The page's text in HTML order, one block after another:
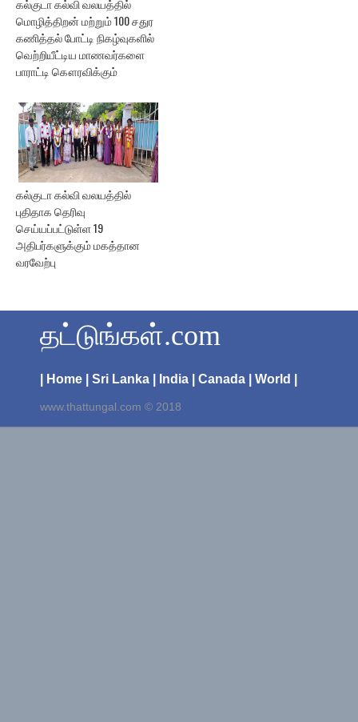
கல்குடா கல்வி வலயத்தில்
மொழித்திறன் மற்றும் 100 சதுர
கணித்தல் போட்டி நிகழ்வுகளில்
வெற்றியீட்டிய மாணவர்களை
பாராட்டி கௌரவிக்கும்
கல்குடா கல்வி வலயத்தில்
புதிதாக தெரிவு
செய்யப்பட்டுள்ள 19
அதிபர்களுக்கும் மகத்தான
வரவேற்பு
தட்டுங்கள்.com
| Home | Sri Lanka | India | Canada | World |
www.thattungal.com © 2018